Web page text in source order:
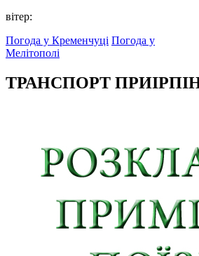
вітер:
Погода у Кременчуці Погода у
Мелітополі
ТРАНСПОРТ